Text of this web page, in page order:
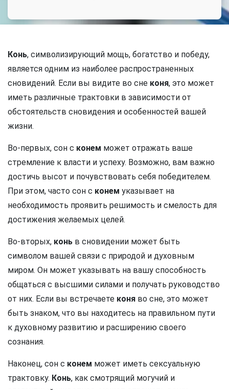
Конь, символизирующий мощь, богатство и победу,
является одним из наиболее распространенных
сновидений. Если вы видите во сне коня, это может
иметь различные трактовки в зависимости от
обстоятельств сновидения и особенностей вашей
жизни.
Во-первых, сон с конем может отражать ваше
стремление к власти и успеху. Возможно, вам важно
достичь высот и почувствовать себя победителем.
При этом, часто сон с конем указывает на
необходимость проявить решимость и смелость для
достижения желаемых целей.
Во-вторых, конь в сновидении может быть
символом вашей связи с природой и духовным
миром. Он может указывать на вашу способность
общаться с высшими силами и получать руководство
от них. Если вы встречаете коня во сне, это может
быть знаком, что вы находитесь на правильном пути
к духовному развитию и расширению своего
сознания.
Наконец, сон с конем может иметь сексуальную
трактовку. Конь, как смотрящий могучий и